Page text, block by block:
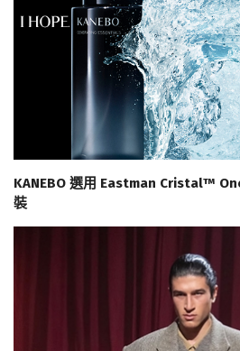
KANEBO 選用 Eastman Cristal™
裝